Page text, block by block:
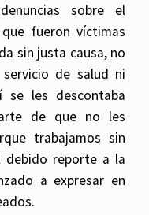
sobre el
fueron víctimas
sin justa causa, no
de salud ni
se les descontaba
de que no les
trabajamos sin
debido reporte a la
a expresar en